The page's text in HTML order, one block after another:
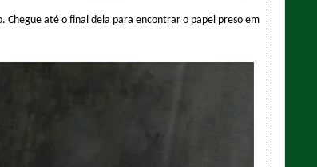
até o final dela para encontrar o papel preso em